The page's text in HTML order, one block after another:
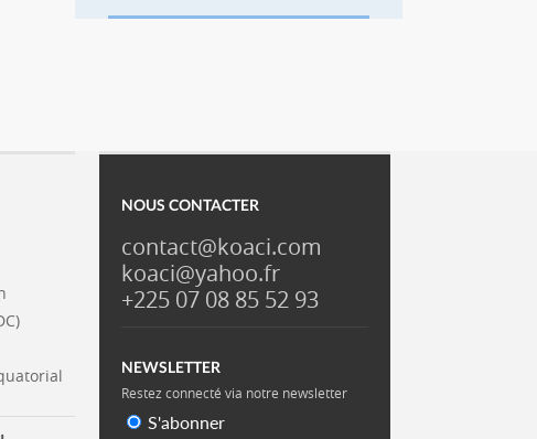
NOUS CONTACTER
contact@koaci.com
koaci@yahoo.fr
+225 07 08 85 52 93
NEWSLETTER
Restez connecté via notre newsletter
S'abonner